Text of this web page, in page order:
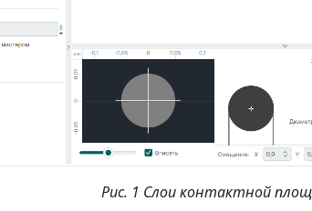
Рис. 1 Слои контактной